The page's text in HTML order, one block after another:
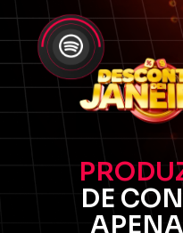
DE